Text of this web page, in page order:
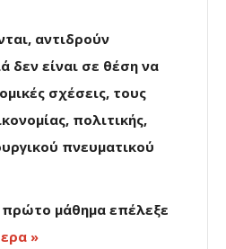
αντιδρούν
δεν είναι σε θέση να
σχέσεις, τους
πολιτικής,
πνευματικού
μάθημα επέλεξε
»